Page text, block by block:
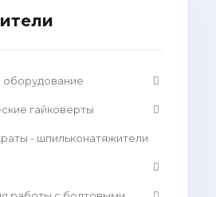
оборудование
гайковерты
- шпильконатяжители